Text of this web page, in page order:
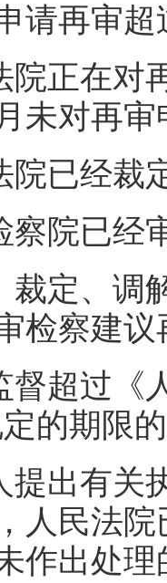
请再审
正在对再
未对再
已经裁
院已经
定、调解
检察建
超过《人
的期限
出有关执
人民法
作出处理